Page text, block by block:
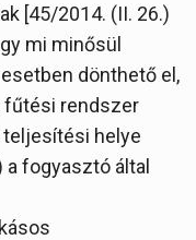
[45/2014. (II. 26.)
mi minősül
dönthető el,
fűtési rendszer
helye
a fogyasztó által